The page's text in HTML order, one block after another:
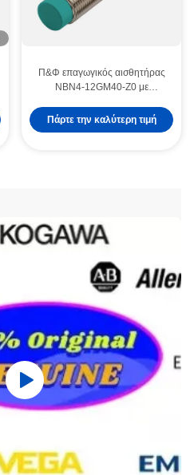
Π&Φ επαγωγικός αισθητήρας
NBN4-12GM40-Z0 με
πολικότητας και υστερέζη
1...10%
Πάρτε την καλύτερη τιμή